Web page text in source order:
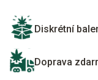
Diskrétní
Doprava